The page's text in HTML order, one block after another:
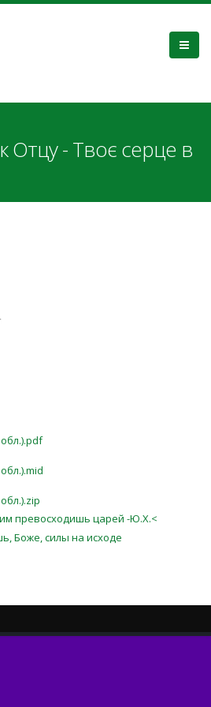
Отцу - Твоє серце в
превосходишь царей -Ю.Х.<
Боже, силы на исходе